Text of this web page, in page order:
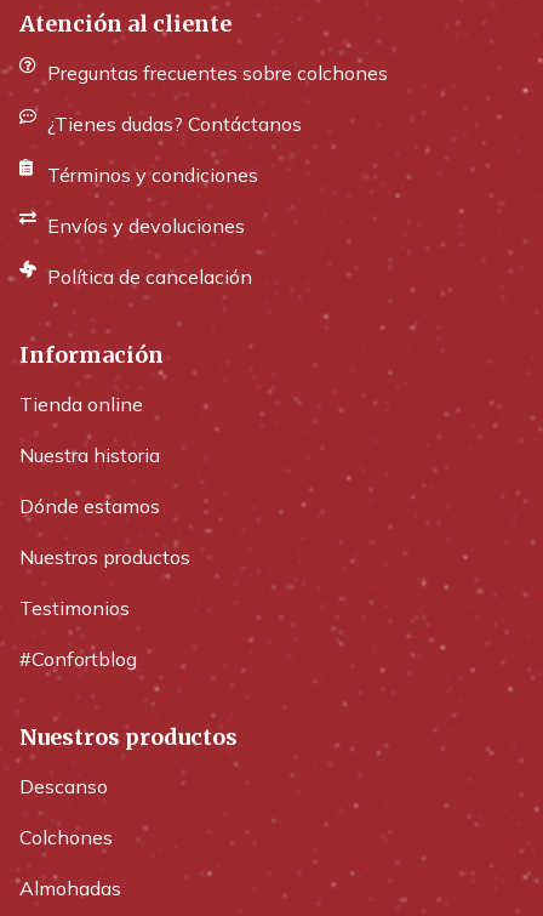
Atención al cliente
Preguntas frecuentes sobre colchones
¿Tienes dudas? Contáctanos
Términos y condiciones
Envíos y devoluciones
Política de cancelación
Información
Tienda online
Nuestra historia
Dónde estamos
Nuestros productos
Testimonios
#Confortblog
Nuestros productos
Descanso
Colchones
Almohadas